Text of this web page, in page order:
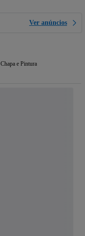
Ver anúncios
Chapa e Pintura